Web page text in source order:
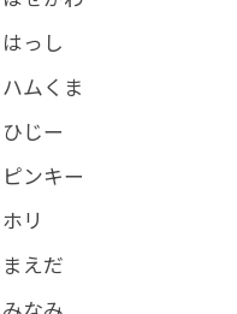
はっし
ハムくま
ひじー
ピンキー
ホリ
まえだ